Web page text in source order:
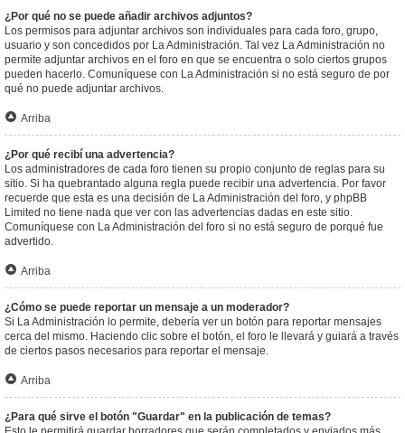
¿Por qué no se puede añadir archivos adjuntos?
Los permisos para adjuntar archivos son individuales para cada foro, grupo,
usuario y son concedidos por La Administración. Tal vez La Administración no
permite adjuntar archivos en el foro en que se encuentra o solo ciertos grupos
pueden hacerlo. Comuníquese con La Administración si no está seguro de por
qué no puede adjuntar archivos.
Arriba
¿Por qué recibí una advertencia?
Los administradores de cada foro tienen su propio conjunto de reglas para su
sitio. Si ha quebrantado alguna regla puede recibir una advertencia. Por favor
recuerde que esta es una decisión de La Administración del foro, y phpBB
Limited no tiene nada que ver con las advertencias dadas en este sitio.
Comuníquese con La Administración del foro si no está seguro de porqué fue
advertido.
Arriba
¿Cómo se puede reportar un mensaje a un moderador?
Si La Administración lo permite, debería ver un botón para reportar mensajes
cerca del mismo. Haciendo clic sobre el botón, el foro le llevará y guiará a través
de ciertos pasos necesarios para reportar el mensaje.
Arriba
¿Para qué sirve el botón "Guardar" en la publicación de temas?